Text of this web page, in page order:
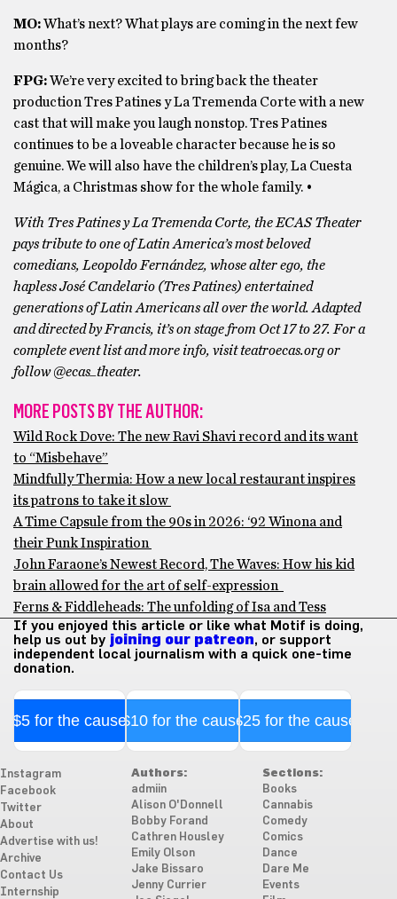
MO:What’s next? What plays are coming in the next few
months?
FPG:We’re very excited to bring back the theater
production Tres Patines y La Tremenda Corte with a new
cast that will make you laugh nonstop. Tres Patines
continues to be a loveable character because he is so
genuine. We will also have the children’s play, La Cuesta
Mágica, a Christmas show for the whole family. •
With Tres Patines y La Tremenda Corte, the ECAS Theater
pays tribute to one of Latin America’s most beloved
comedians, Leopoldo Fernández, whose alter ego, the
hapless José Candelario (Tres Patines) entertained
generations of Latin Americans all over the world. Adapted
and directed by Francis, it’s on stage from Oct 17 to 27. For a
complete event list and more info, visit teatroecas.org or
follow @ecas_theater.
MORE POSTS BY THE AUTHOR:
Wild Rock Dove: The new Ravi Shavi record and its want
to “Misbehave”
Mindfully Thermia: How a new local restaurant inspires
its patrons to take it slow
A Time Capsule from the 90s in 2026: ‘92 Winona and
their Punk Inspiration
John Faraone’s Newest Record, The Waves: How his kid
brain allowed for the art of self-expression
Ferns & Fiddleheads: The unfolding of Isa and Tess
If you enjoyed this article or like what Motif is doing,
help us out by joining our patreon, or support
independent local journalism with a quick one-time
donation.
$5 for the cause$10 for the cause$25 for the cause
Instagram
Facebook
Twitter
About
Advertise with us!
Archive
Contact Us
Internship
Authors:
admiin
Alison O'Donnell
Bobby Forand
Cathren Housley
Emily Olson
Jake Bissaro
Jenny Currier
Sections:
Books
Cannabis
Comedy
Comics
Dance
Dare Me
Events